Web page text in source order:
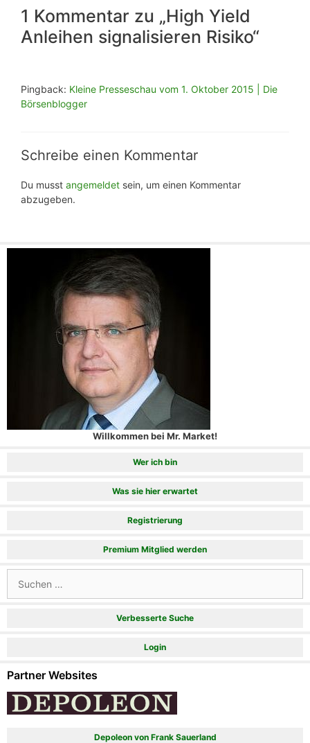
1 Kommentar zu „High Yield
Anleihen signalisieren Risiko“
Pingback: Kleine Presseschau vom 1. Oktober 2015 | Die
Börsenblogger
Schreibe einen Kommentar
Du musst angemeldet sein, um einen Kommentar
abzugeben.
Willkommen bei Mr. Market!
Wer ich bin
Was sie hier erwartet
Registrierung
Premium Mitglied werden
nach:
Verbesserte Suche
Login
Partner Websites
Depoleon von Frank Sauerland